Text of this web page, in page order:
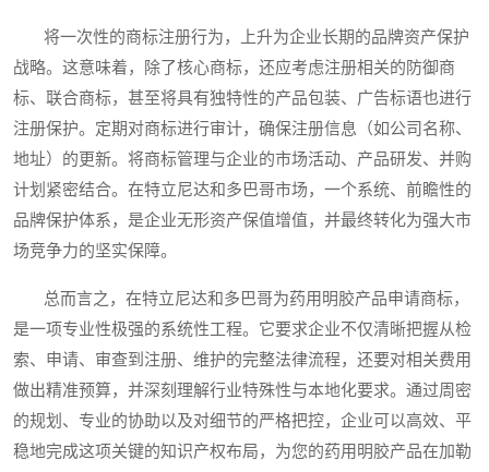
将一次性的商标注册行为，上升为企业长期的品牌资产保护
战略。这意味着，除了核心商标，还应考虑注册相关的防御商
标、联合商标，甚至将具有独特性的产品包装、广告标语也进行
注册保护。定期对商标进行审计，确保注册信息（如公司名称、
地址）的更新。将商标管理与企业的市场活动、产品研发、并购
计划紧密结合。在特立尼达和多巴哥市场，一个系统、前瞻性的
品牌保护体系，是企业无形资产保值增值，并最终转化为强大市
场竞争力的坚实保障。
总而言之，在特立尼达和多巴哥为药用明胶产品申请商标，
是一项专业性极强的系统性工程。它要求企业不仅清晰把握从检
索、申请、审查到注册、维护的完整法律流程，还要对相关费用
做出精准预算，并深刻理解行业特殊性与本地化要求。通过周密
的规划、专业的协助以及对细节的严格把控，企业可以高效、平
稳地完成这项关键的知识产权布局，为您的药用明胶产品在加勒